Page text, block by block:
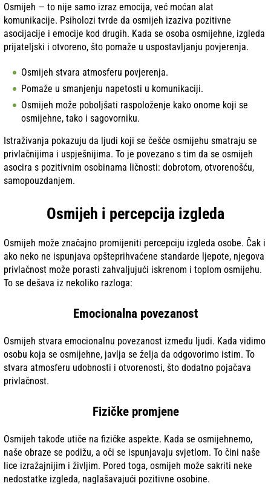
Osmijeh — to nije samo izraz emocija, već moćan alat
komunikacije. Psiholozi tvrde da osmijeh izaziva pozitivne
asocijacije i emocije kod drugih. Kada se osoba osmijehne, izgleda
prijateljski i otvoreno, što pomaže u uspostavljanju povjerenja.
Osmijeh stvara atmosferu povjerenja.
Pomaže u smanjenju napetosti u komunikaciji.
Osmijeh može poboljšati raspoloženje kako onome koji se
osmijehne, tako i sagovorniku.
Istraživanja pokazuju da ljudi koji se češće osmijehu smatraju se
privlačnijima i uspješnijima. To je povezano s tim da se osmijeh
asocira s pozitivnim osobinama ličnosti: dobrotom, otvorenošću,
samopouzdanjem.
Osmijeh i percepcija izgleda
Osmijeh može značajno promijeniti percepciju izgleda osobe. Čak i
ako neko ne ispunjava opšteprihvaćene standarde ljepote, njegova
privlačnost može porasti zahvaljujući iskrenom i toplom osmijehu.
To se dešava iz nekoliko razloga:
Emocionalna povezanost
Osmijeh stvara emocionalnu povezanost između ljudi. Kada vidimo
osobu koja se osmijehne, javlja se želja da odgovorimo istim. To
stvara atmosferu udobnosti i otvorenosti, što dodatno pojačava
privlačnost.
Fizičke promjene
Osmijeh takođe utiče na fizičke aspekte. Kada se osmijehnemo,
naše obraze se podižu, a oči se ispunjavaju svjetlom. To čini naše
lice izražajnijim i življim. Pored toga, osmijeh može sakriti neke
nedostatke izgleda, naglašavajući pozitivne osobine.